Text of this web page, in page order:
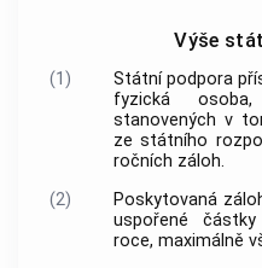
Výše
(1)
Státní podpora
fyzická
stanovených v
ze státního
ročních záloh.
(2)
Poskytovaná
uspořené
roce, maximálně